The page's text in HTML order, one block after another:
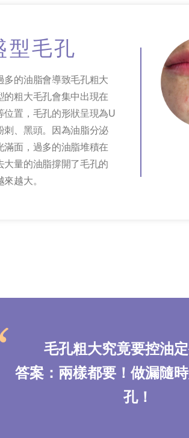
型毛孔
多的油脂會導致毛孔粗大
的粗大毛孔會集中出現在
位置，毛孔的形狀呈現為U
刺、黑頭。因為油脂分泌
滿面，過多的油脂堆積在
大量的油脂撐開了毛孔的
越大。
毛孔粗大究竟要控油
答案：兩樣都要！做漏隨
孔！